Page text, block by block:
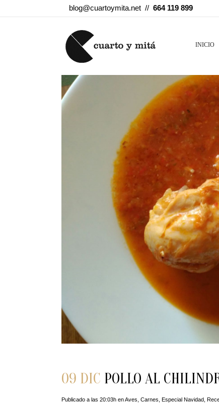
blog@cuartoymita.net // 664 119 899
INICIO
09 DIC POLLO AL
Publicado a las 20:03h enAves Carnes Especial Navidad